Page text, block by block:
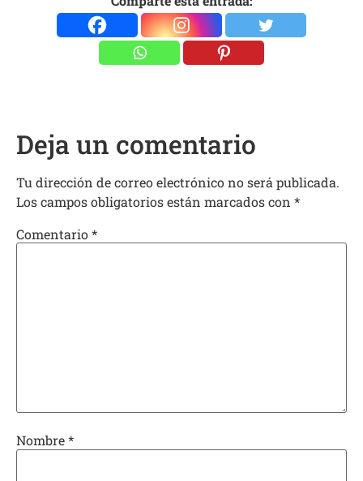
Deja un comentario
Tu dirección de correo electrónico no será publicada.
Los campos obligatorios están marcados con *
Comentario*
Nombre*